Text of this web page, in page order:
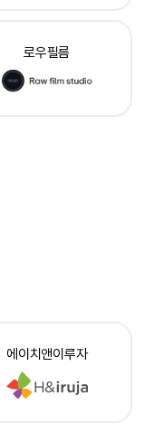
로우필름
에이치앤이루자